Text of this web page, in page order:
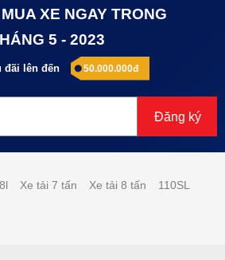
XE NGAY TRONG
5 - 2023
đãi lên đến 50.000.000đ
Đăng ký
Xe tải 7 tấn Xe tải 8 tấn
110SL